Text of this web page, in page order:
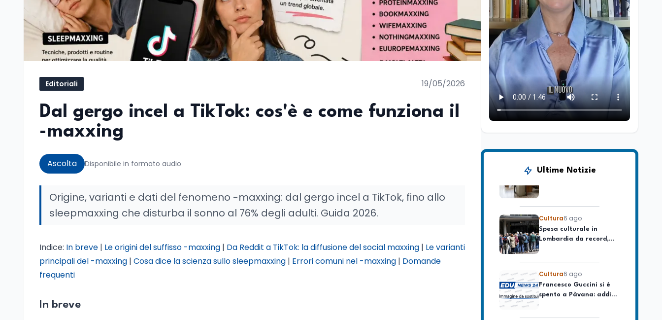
Editoriali 19/05/2026
Dal gergo incel a TikTok: cos'è e come funziona il
-maxxing
Ascolta Disponibile in formato audio
Origine, varianti e dati del fenomeno -maxxing: dal gergo incel a TikTok, fino allo
sleepmaxxing che disturba il sonno al 76% degli adulti. Guida 2026.
Indice: In breve | Le origini del suffisso -maxxing | Da Reddit a TikTok: la diffusione del social maxxing | Le varianti
principali del -maxxing | Cosa dice la scienza sullo sleepmaxxing | Errori comuni nel -maxxing | Domande
frequenti
In breve
Ultime Notizie
Ricerca6 ago
Un secolo di Warburg: il
farmaco anti-tumore
che accende la glicolisi
Ricerca6 ago
Il rivelatore che 'vede' i
reattori spenti
attraverso 400 metri di
roccia
Scuola6 ago
ATA: la matematica
ma la voragine Nord-